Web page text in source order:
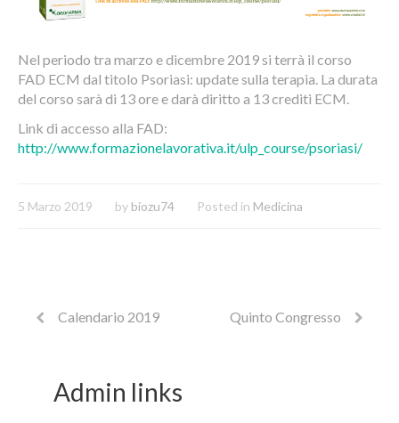
Nel periodo tra marzo e dicembre 2019 si terrà il corso
FAD ECM dal titolo Psoriasi: update sulla terapia. La durata
del corso sarà di 13 ore e darà diritto a 13 crediti ECM.
Link di accesso alla FAD:
http://www.formazionelavorativa.it/ulp_course/psoriasi/
5 Marzo 2019 by biozu74 Posted in Medicina
Calendario 2019 Quinto Congresso
Admin links